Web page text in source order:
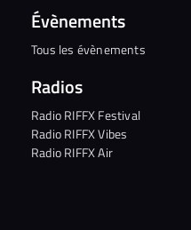
Évènements
Tous les évènements
Radios
Radio RIFFX Festival
Radio RIFFX Vibes
Radio RIFFX Air